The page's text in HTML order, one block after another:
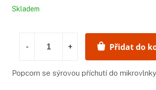
Měrná
Skladem
Přidat do
Popcorn se sýrovou příchutí do